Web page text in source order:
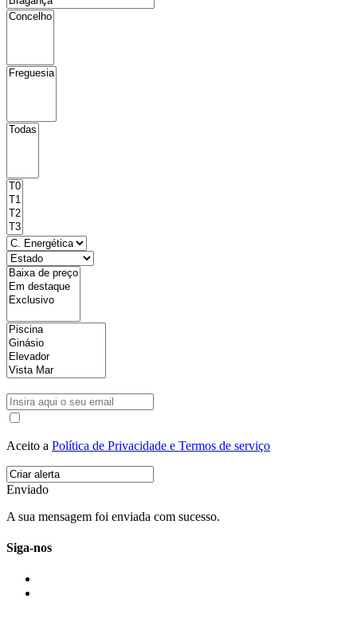
Aceito a Política de Privacidade e Termos de serviço
Enviado
A sua mensagem foi enviada com sucesso.
Siga-nos